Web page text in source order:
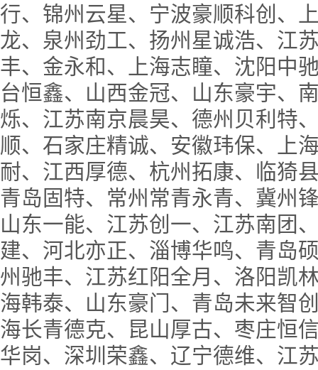
行、锦州云星、宁波豪顺科创、
龙、泉州劲工、扬州星诚浩、江
丰、金永和、上海志瞳、沈阳中
台恒鑫、山西金冠、山东豪宇、
烁、江苏南京晨昊、德州贝利特
顺、石家庄精诚、安徽玮保、上
耐、江西厚德、杭州拓康、临猗
青岛固特、常州常青永青、冀州
山东一能、江苏创一、江苏南团
建、河北亦正、淄博华鸣、青岛
州驰丰、江苏红阳全月、洛阳凯
海韩泰、山东豪门、青岛未来智
海长青德克、昆山厚古、枣庄恒
华岗、深圳荣鑫、辽宁德维、江